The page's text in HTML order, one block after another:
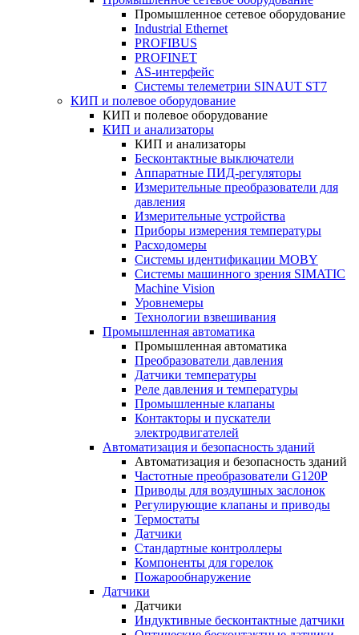
Промышленное сетевое оборудование
Industrial Ethernet
PROFIBUS
PROFINET
AS-интерфейс
Системы телеметрии SINAUT ST7
КИП и полевое оборудование
КИП и полевое оборудование
КИП и анализаторы
КИП и анализаторы
Бесконтактные выключатели
Аппаратные ПИД-регуляторы
Измерительные преобразователи для
давления
Измерительные устройства
Приборы измерения температуры
Расходомеры
Системы идентификации MOBY
Системы машинного зрения SIMATIC
Machine Vision
Уровнемеры
Технологии взвешивания
Промышленная автоматика
Промышленная автоматика
Преобразователи давления
Датчики температуры
Реле давления и температуры
Промышленные клапаны
Контакторы и пускатели
электродвигателей
Автоматизация и безопасность зданий
Автоматизация и безопасность зданий
Частотные преобразователи G120P
Приводы для воздушных заслонок
Регулирующие клапаны и приводы
Термостаты
Датчики
Стандартные контроллеры
Компоненты для горелок
Пожарообнаружение
Датчики
Датчики
Индуктивные бесконтактные датчики